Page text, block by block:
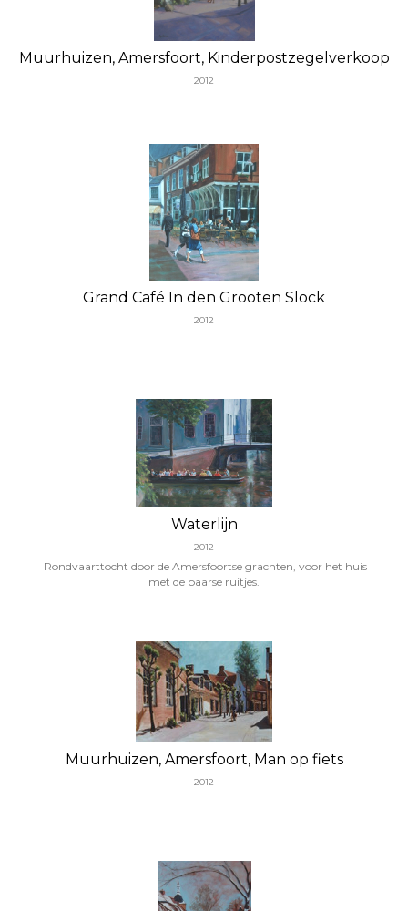
Muurhuizen, Amersfoort, Kinderpostzegelverkoop
2012
Grand Café In den Grooten Slock
2012
Waterlijn
2012
Rondvaarttocht door de Amersfoortse grachten, voor het huis
met de paarse ruitjes.
Muurhuizen, Amersfoort, Man op fiets
2012